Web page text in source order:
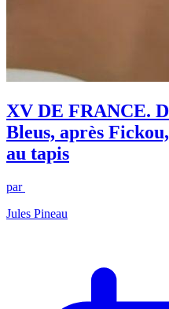
XV DE FRANCE.
Bleus, après
au tapis
par
Jules Pineau